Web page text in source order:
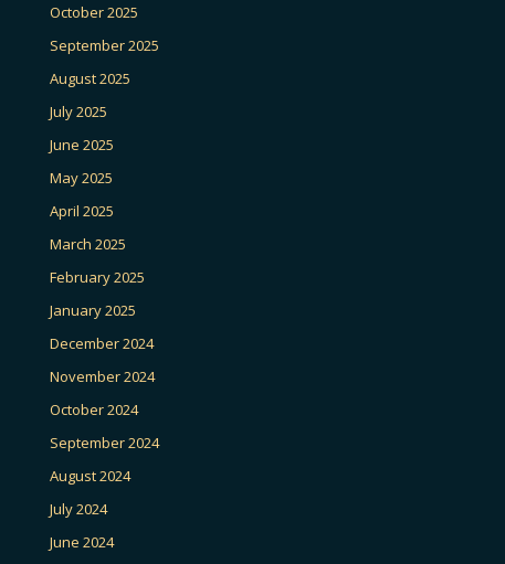
October 2025
September 2025
August 2025
July 2025
June 2025
May 2025
April 2025
March 2025
February 2025
January 2025
December 2024
November 2024
October 2024
September 2024
August 2024
July 2024
June 2024